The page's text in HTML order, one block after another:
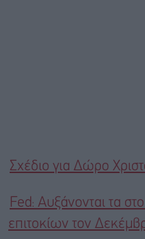
Σχέδιο για Δώρο
Fed: Αυξάνονται τα
επιτοκίων τον